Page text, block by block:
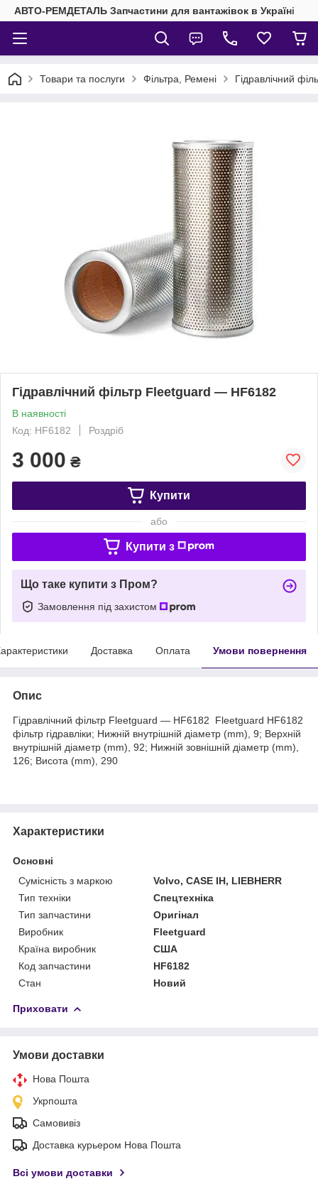
АВТО-РЕМДЕТАЛЬ Запчастини для вантажівок в Україні
Товари та послуги Фільтра, Ремені Гідравлічний
Гідравлічний фільтр Fleetguard — HF6182
В наявності
Код: HF6182
Роздріб
3 000 ₴
Купити
або
Купити з
Що таке купити з Пром?
Замовлення під захистом
Доставка Оплата Умови повернення
Опис
Гідравлічний фільтр Fleetguard — HF6182 Fleetguard HF6182
фільтр гідравліки; Нижній внутрішній діаметр (mm), 9; Верхній
внутрішній діаметр (mm), 92; Нижній зовнішній діаметр (mm),
126; Висота (mm), 290
Характеристики
Основні
Сумісність з маркою
Volvo, CASE IH, LIEBHERR
Тип техніки
Спецтехніка
Тип запчастини
Оригінал
Виробник
Fleetguard
Країна виробник
США
Код запчастини
HF6182
Стан
Новий
Приховати
Умови доставки
Нова Пошта
Укрпошта
Самовивіз
Доставка курьером Нова Пошта
Всі умови доставки